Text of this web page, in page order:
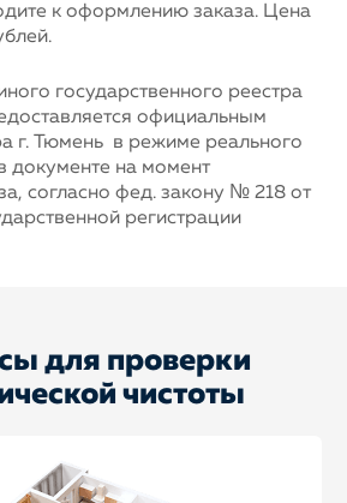
к оформлению заказа. Цена
государственного реестра
официальным
г. Тюмень в режиме реального
документе на момент
согласно фед. закону № 218 от
регистрации
для проверки
чистоты